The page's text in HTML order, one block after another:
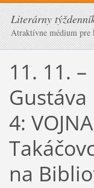
Literárny
Atraktívne médium pre
11. 11.
4:
na